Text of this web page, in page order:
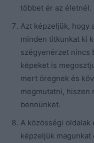
többet ér az életnél.
Azt képzeljük, hogy
minden titkunkat ki
szégyenérzet nincs
képeket is
mert öregnek és
megmutatni, hiszen
bennünket.
A közösségi
képzeljük